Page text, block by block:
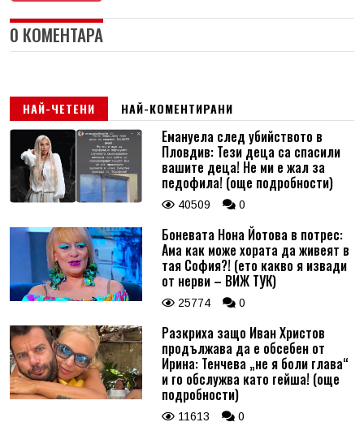
0 КОМЕНТАРА
НАЙ-ЧЕТЕНИ НАЙ-КОМЕНТИРАНИ
Емануела след убийството в
Пловдив: Тези деца са спасили
вашите деца! Не ми е жал за
педофила! (още подробности)
40509 0
Боневата Нона Йотова в потрес:
Ама как може хората да живеят в
тая София?! (ето какво я извади
от нерви – ВИЖ ТУК)
25774 0
Разкриха защо Иван Христов
продължава да е обсебен от
Ирина: Тенчева „не я боли глава“
и го обслужва като гейша! (още
подробности)
11613 0